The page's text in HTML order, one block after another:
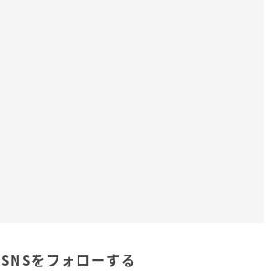
SNSをフォローする